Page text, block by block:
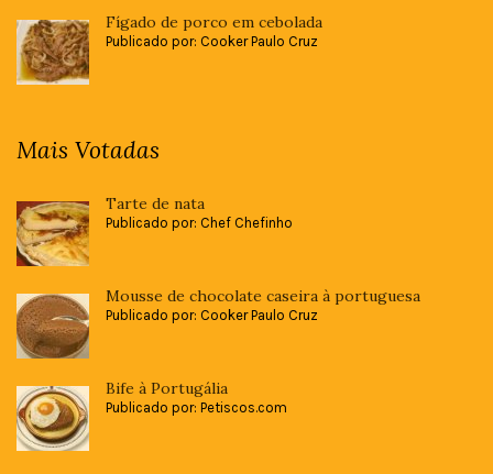
Fígado de porco em cebolada
Publicado por: Cooker Paulo Cruz
Mais Votadas
Tarte de nata
Publicado por: Chef Chefinho
Mousse de chocolate caseira à portuguesa
Publicado por: Cooker Paulo Cruz
Bife à Portugália
Publicado por: Petiscos.com